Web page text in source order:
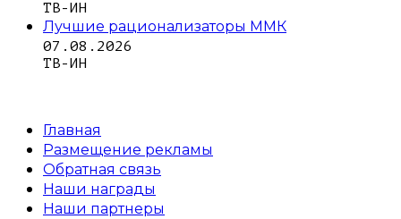
ТВ-ИН
Лучшие рационализаторы ММК
07.08.2026
ТВ-ИН
Главная
Размещение рекламы
Обратная связь
Наши награды
Наши партнеры